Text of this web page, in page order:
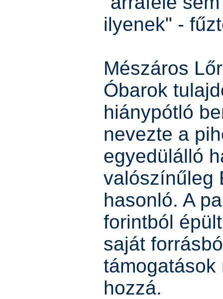
ilyenek" -
Mészáros
Óbarok
hiánypótló
nevezte a
egyedülálló
valószínűleg
hasonló. A
forintból
saját
támogatások
hozzá.